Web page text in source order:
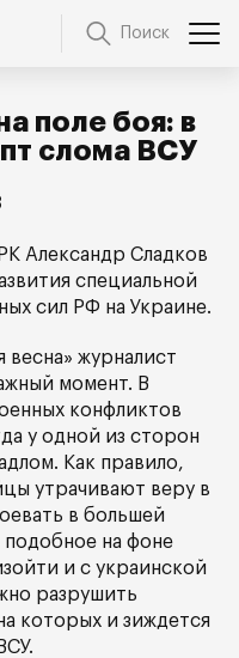
Поиск
поле боя: в
слома ВСУ
Александр Сладков
специальной
сил РФ на Украине.
весна» журналист
момент. В
конфликтов
у одной из сторон
Как правило,
утрачивают веру в
в большей
на фоне
и с украинской
разрушить
которых и зиждется